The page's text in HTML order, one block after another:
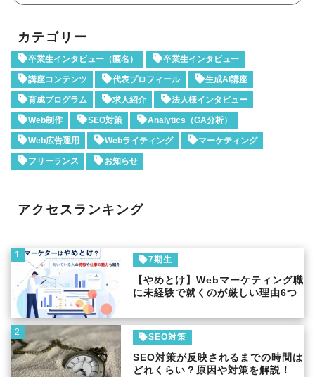
カテゴリー
卒業生インタビュー（匿名） 卒業生インタビュー
講座コンテンツ 代表プロフィール 生成AI講座
育成プログラム 求人紹介 法人様インタビュー
Web制作 SEO対策 Analytics（GA分析）
Web広告運用 Webライティング マーケティング
フリーランス お知らせ
アクセスランキング
1
7期生
【やめとけ】Webマーケティング職
に未経験で就くのが厳しい理由6つ
2
SEO対策
SEO対策が反映されるまでの時間は
どれくらい？原因や対策を解説！